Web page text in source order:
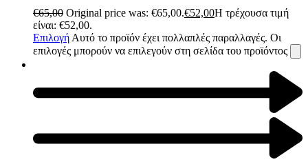
€65,00 Original price was: €65,00.€52,00Η τρέχουσα τιμή
είναι: €52,00.
Επιλογή Αυτό το προϊόν έχει πολλαπλές παραλλαγές. Οι
επιλογές μπορούν να επιλεγούν στη σελίδα του προϊόντος